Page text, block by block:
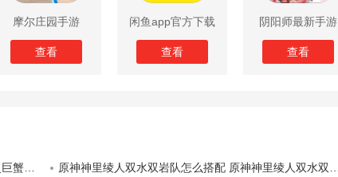
摩尔庄园手游
查看
闲鱼app官方下载
查看
阴阳师最新手游
版
查看
测评 原神神里绫人双水双岩队怎么搭配 原神神里绫人双水双岩队配队思路